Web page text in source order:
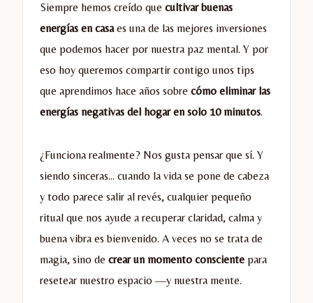
Siempre hemos creído que cultivar buenas
energías en casaes una de las mejores inversiones
que podemos hacer por nuestra paz mental. Y por
eso hoy queremos compartir contigo unos tips
que aprendimos hace años sobre cómo eliminar las
energías negativas del hogar en solo 10 minutos.
¿Funciona realmente? Nos gusta pensar que sí. Y
siendo sinceras… cuando la vida se pone de cabeza
y todo parece salir al revés, cualquier pequeño
ritual que nos ayude a recuperar claridad, calma y
buena vibra es bienvenido. A veces no se trata de
magia, sino de crear un momento consciente para
resetear nuestro espacio —y nuestra mente.